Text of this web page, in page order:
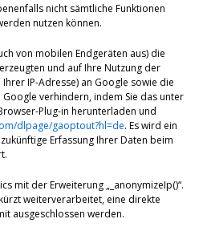
nicht sämtliche Funktionen
nutzen können.
von mobilen Endgeräten aus) die
und auf Ihre Nutzung der
IP-Adresse) an Google sowie die
verhindern, indem Sie das unter
Plug-in herunterladen und
dlpage/gaoptout?hl=de. Es wird ein
Erfassung Ihrer Daten beim
mit der Erweiterung „_anonymizeIp()“.
weiterverarbeitet, eine direkte
ausgeschlossen werden.